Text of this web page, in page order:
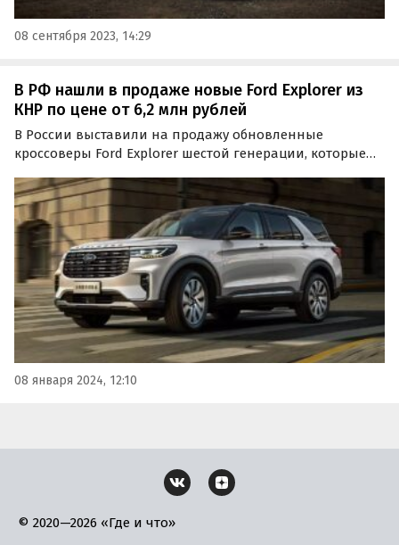
08 сентября 2023, 14:29
В РФ нашли в продаже новые Ford Explorer из
КНР по цене от 6,2 млн рублей
В России выставили на продажу обновленные
кроссоверы Ford Explorer шестой генерации, которые
Благовещенска принимает заказы на минимум шесть
таких машин, прося за них от 6,2 до 7 млн рублей,
пишут…
08 января 2024, 12:10
© 2020—2026 «Где и что»